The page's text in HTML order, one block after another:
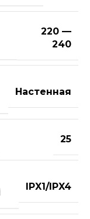
220 —
240
Настенная
25
IPX1/IPX4